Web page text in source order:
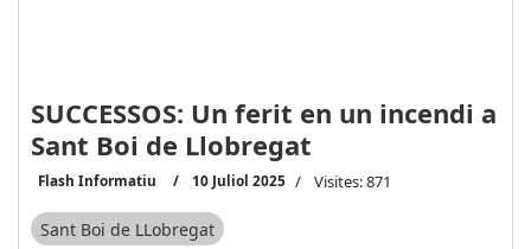
SUCCESSOS: Un ferit en un incendi a
Sant Boi de Llobregat
Flash Informatiu 10 Juliol 2025 Visites: 871
Sant Boi de LLobregat